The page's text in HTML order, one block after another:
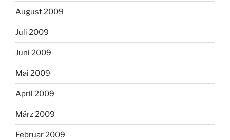
August 2009
Juli 2009
Juni 2009
Mai 2009
April 2009
März 2009
Februar 2009